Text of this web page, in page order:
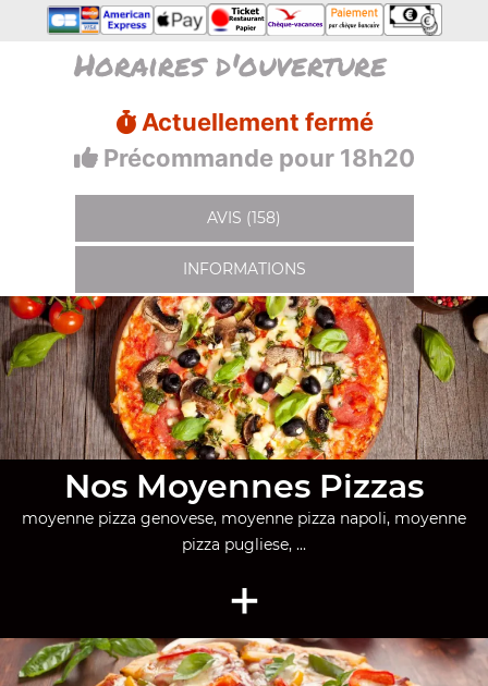
Horaires d'ouverture
Actuellement fermé
Précommande pour 18h20
AVIS (158)
INFORMATIONS
Nos Moyennes Pizzas
moyenne pizza genovese, moyenne pizza napoli, moyenne
pizza pugliese, ...
+